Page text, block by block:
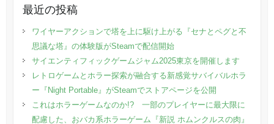
最近の投稿
ワイヤーアクションで塔を上に駆け上がる『セナとペグと不
思議な塔』の体験版がSteamで配信開始
サイエンティフィックゲームジャム2025東京を開催します
レトロゲームとホラー探索が融合する新感覚サバイバルホラ
ー『Night Portable』がSteamでストアページを公開
これはホラーゲームなのか!? 一部のプレイヤーに最大限に
配慮した、おバカ系ホラーゲーム『新説 ホムンクルスの肉』